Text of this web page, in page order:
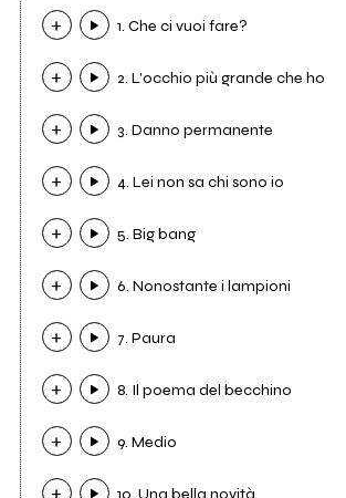
1. Che ci vuoi fare?
2. L'occhio più grande che ho
3. Danno permanente
4. Lei non sa chi sono io
5. Big bang
6. Nonostante i lampioni
7. Paura
8. Il poema del becchino
9. Medio